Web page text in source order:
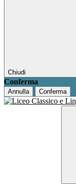
Chiudi
Conferma
Annulla Conferma